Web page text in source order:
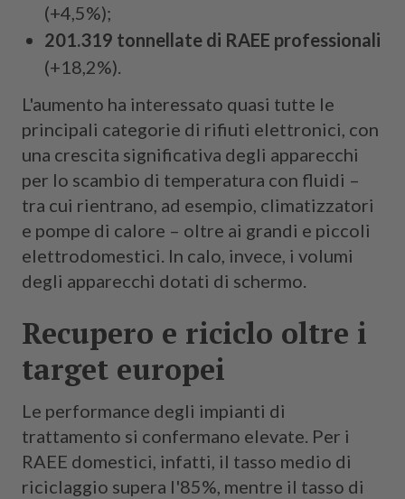
(+4,5%);
201.319 tonnellate di RAEE professionali
(+18,2%).
L'aumento ha interessato quasi tutte le
principali categorie di rifiuti elettronici, con
una crescita significativa degli apparecchi
per lo scambio di temperatura con fluidi –
tra cui rientrano, ad esempio, climatizzatori
e pompe di calore – oltre ai grandi e piccoli
elettrodomestici. In calo, invece, i volumi
degli apparecchi dotati di schermo.
Recupero e riciclo oltre i
target europei
Le performance degli impianti di
trattamento si confermano elevate. Per i
RAEE domestici, infatti, il tasso medio di
riciclaggio supera l'85%, mentre il tasso di